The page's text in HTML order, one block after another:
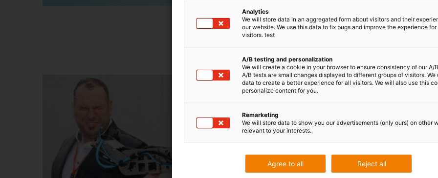
pour les applications dans un espace de montage
Lire plus...
Robotique modulaire
igus élargit sa gamme de
compactes
Publié: février 23, 2021
Les couronnes d’orientation igus PRT-04 sont
pour les déplacements dans les espaces les plus
système modulaire complet. La série de couronnes
Analytics
We will store data in an aggregated form about visitors and their
our website. We use this data to fix bugs and improve the experience for
visitors. test
A/B testing and personalization
We will create a cookie in your browser to ensure consistency of our A/
A/B tests are small changes displayed to different groups of visitors. We
data to create a better experience for all visitors. We will also use this
personalize content for you.
Remarketing
We will store data to show you our advertisements (only ours) on other
relevant to your interests.
Agree to all Reject all